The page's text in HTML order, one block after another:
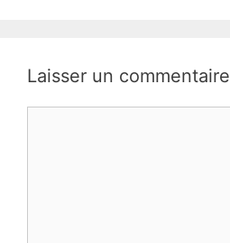
Laisser un commentaire